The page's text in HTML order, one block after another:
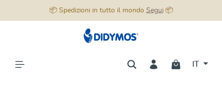
📦 Spedizioni in tutto il mondo Segui📦